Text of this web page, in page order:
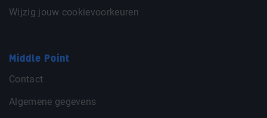
Wijzig jouw cookievoorkeuren
Middle Point
Contact
Algemene gegevens